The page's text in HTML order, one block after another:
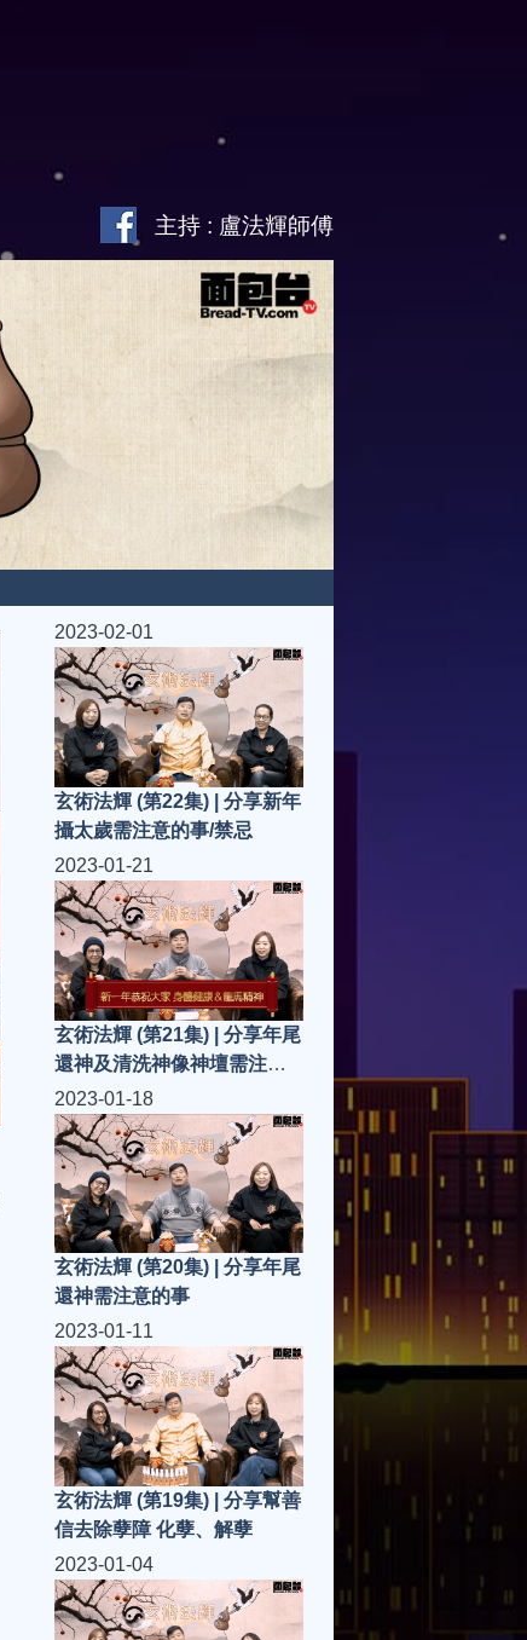
主持 : 盧法輝師傅
2023-02-01
玄術法輝 (第22集) | 分享新年
攝太歲需注意的事/禁忌
2023-01-21
玄術法輝 (第21集) | 分享年尾
還神及清洗神像神壇需注意
的事/禁忌
2023-01-18
玄術法輝 (第20集) | 分享年尾
還神需注意的事
2023-01-11
玄術法輝 (第19集) | 分享幫善
信去除孽障 化孽、解孽
2023-01-04